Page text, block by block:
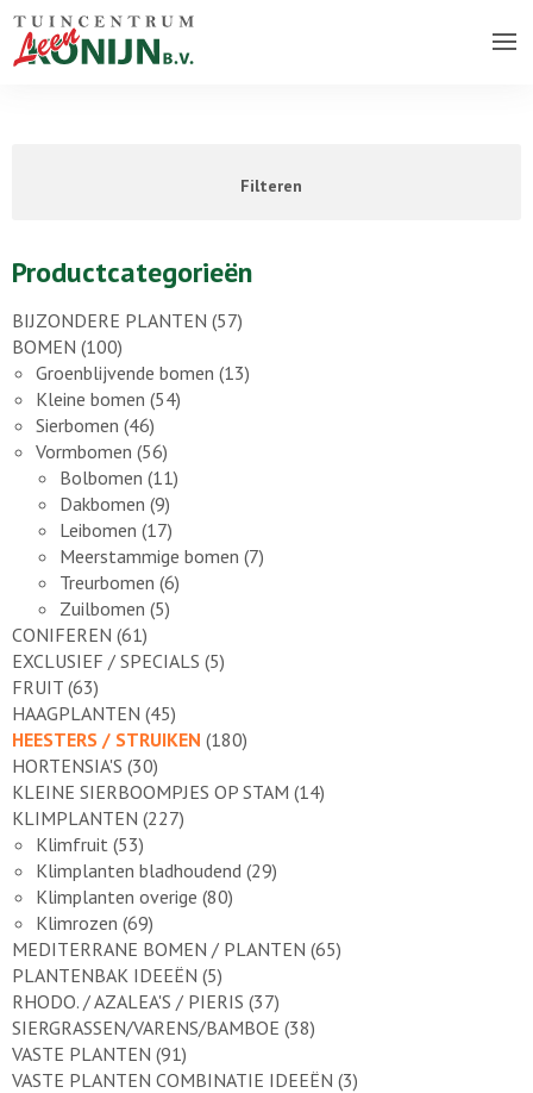
Filteren
Productcategorieën
BIJZONDERE PLANTEN (57)
BOMEN (100)
Groenblijvende bomen (13)
Kleine bomen (54)
Sierbomen (46)
Vormbomen (56)
Bolbomen (11)
Dakbomen (9)
Leibomen (17)
Meerstammige bomen (7)
Treurbomen (6)
Zuilbomen (5)
CONIFEREN (61)
EXCLUSIEF / SPECIALS (5)
FRUIT (63)
HAAGPLANTEN (45)
HEESTERS / STRUIKEN (180)
HORTENSIA'S (30)
KLEINE SIERBOOMPJES OP STAM (14)
KLIMPLANTEN (227)
Klimfruit (53)
Klimplanten bladhoudend (29)
Klimplanten overige (80)
Klimrozen (69)
MEDITERRANE BOMEN / PLANTEN (65)
PLANTENBAK IDEEËN (5)
RHODO. / AZALEA'S / PIERIS (37)
SIERGRASSEN/VARENS/BAMBOE (38)
VASTE PLANTEN (91)
VASTE PLANTEN COMBINATIE IDEEËN (3)